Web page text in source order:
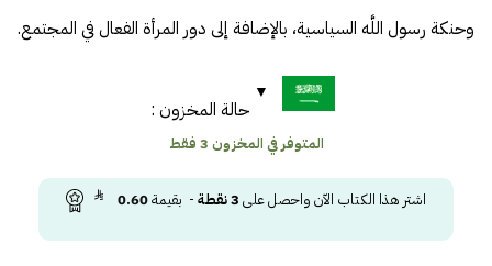
وحنكة رسول اللَّه السياسية، بالإضافة إلى دور المرأة الفعال في المجتمع.
حالة المخزون :
المتوفر في المخزون 3 فقط
اشتر هذا الكتاب الآن واحصل على 3نقطة- بقيمة0.60